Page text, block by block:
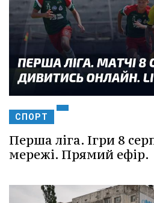
СПОРТ
Перша ліга. Ігри 8
мережі. Прямий ефір.